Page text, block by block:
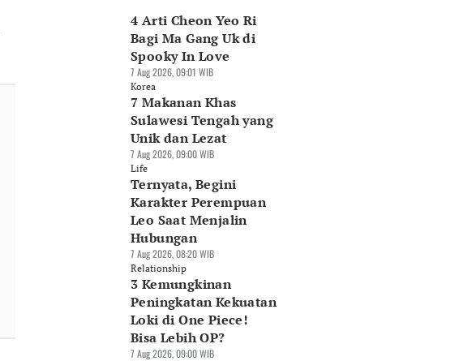
4 Arti Cheon Yeo Ri
Bagi Ma Gang Uk di
Spooky In Love
7 Aug 2026, 09:01 WIB
Korea
7 Makanan Khas
Sulawesi Tengah yang
Unik dan Lezat
7 Aug 2026, 09:00 WIB
Life
Ternyata, Begini
Karakter Perempuan
Leo Saat Menjalin
Hubungan
7 Aug 2026, 08:20 WIB
Relationship
3 Kemungkinan
Peningkatan Kekuatan
Loki di One Piece!
Bisa Lebih OP?
7 Aug 2026, 09:00 WIB